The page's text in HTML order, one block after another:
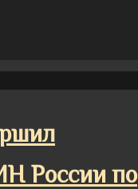
России по